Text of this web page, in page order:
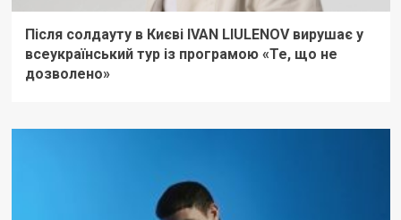
Після солдауту в Києві IVAN LIULENOV вирушає у
всеукраїнський тур із програмою «Те, що не
дозволено»